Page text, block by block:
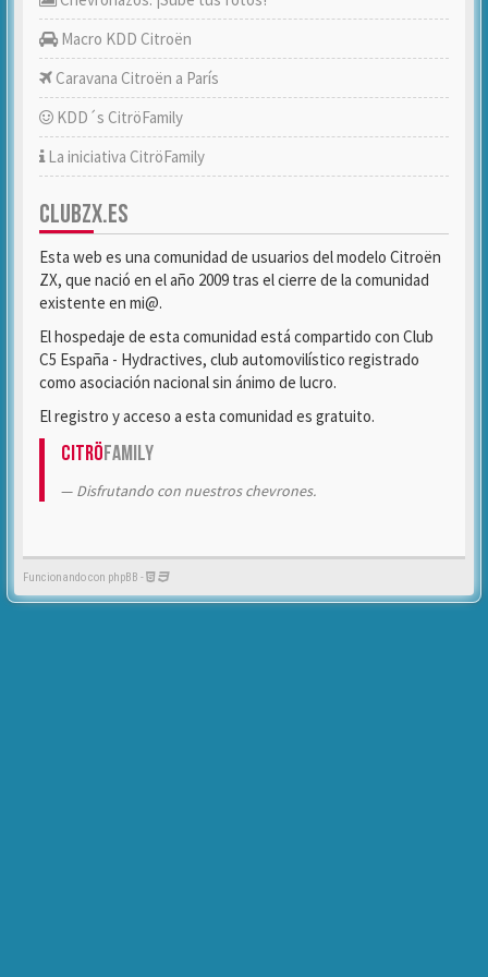
Macro KDD Citroën
Caravana Citroën a París
KDD´s CitröFamily
La iniciativa CitröFamily
CLUBZX.ES
Esta web es una comunidad de usuarios del modelo Citroën
ZX, que nació en el año 2009 tras el cierre de la comunidad
existente en mi@.
El hospedaje de esta comunidad está compartido con Club
C5 España - Hydractives, club automovilístico registrado
como asociación nacional sin ánimo de lucro.
El registro y acceso a esta comunidad es gratuito.
CitröFamily
Disfrutando con nuestros chevrones.
Funcionando con phpBB -